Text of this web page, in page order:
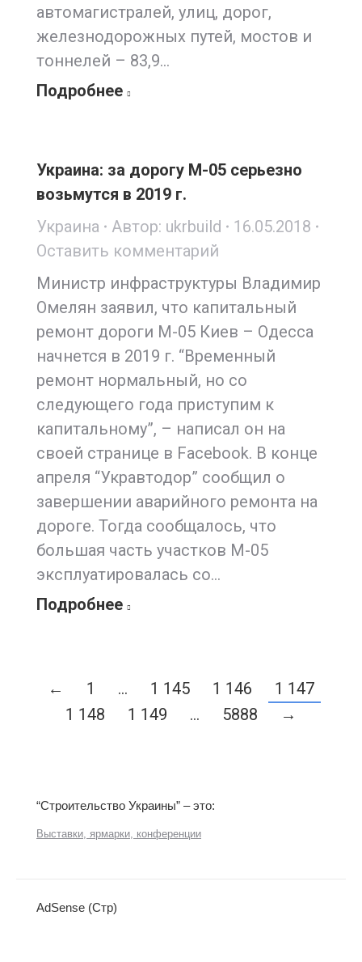
автомагистралей, улиц, дорог,
железнодорожных путей, мостов и
тоннелей – 83,9…
Подробнее
Украина: за дорогу М-05 серьезно
возьмутся в 2019 г.
Украина
Автор: ukrbuild
16.05.2018
Оставить комментарий
Министр инфраструктуры Владимир
Омелян заявил, что капитальный
ремонт дороги М-05 Киев – Одесса
начнется в 2019 г. “Временный
ремонт нормальный, но со
следующего года приступим к
капитальному”, – написал он на
своей странице в Facebook. В конце
апреля “Укравтодор” сообщил о
завершении аварийного ремонта на
дороге. Тогда сообщалось, что
большая часть участков М-05
эксплуатировалась со…
Подробнее
← 1 … 1 145 1 146
1 147
1 148
1 149 … 5888 →
“Строительство Украины” – это:
Выставки, ярмарки, конференции
AdSense (Стр)